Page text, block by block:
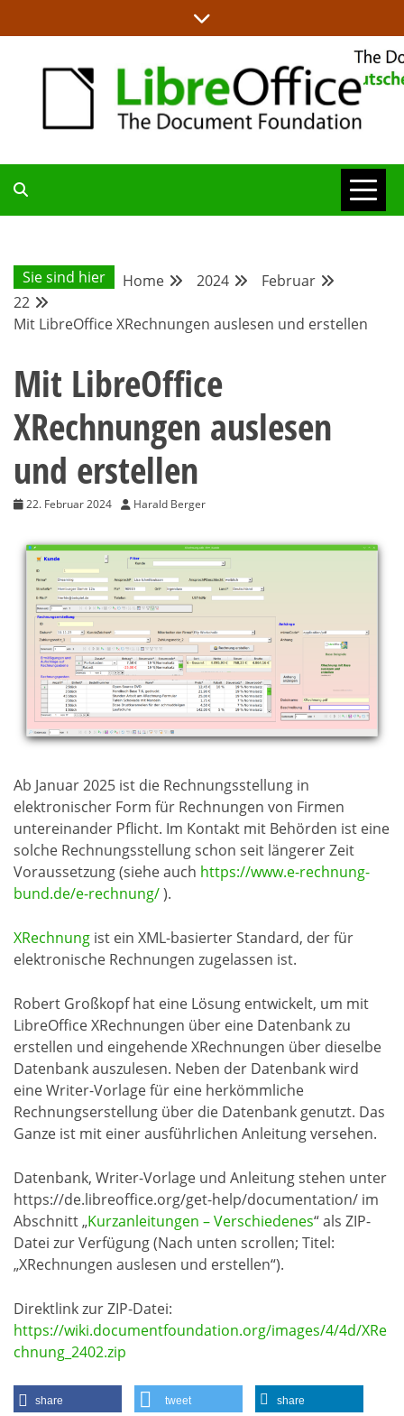
to
DEUTSCHER
COMMUNITY-
BLOG
Sie sind hier Home 2024
Februar
22
Mit LibreOffice XRechnungen auslesen und erstellen
Mit LibreOffice
XRechnungen auslesen
und erstellen
22. Februar 2024 Harald Berger
Ab Januar 2025 ist die Rechnungsstellung in
elektronischer Form für Rechnungen von Firmen
untereinander Pflicht. Im Kontakt mit Behörden ist eine
solche Rechnungsstellung schon seit längerer Zeit
Voraussetzung (siehe auch https://www.e-rechnung-
bund.de/e-rechnung/).
XRechnung ist ein XML-basierter Standard, der für
elektronische Rechnungen zugelassen ist.
Robert Großkopf hat eine Lösung entwickelt, um mit
LibreOffice XRechnungen über eine Datenbank zu
erstellen und eingehende XRechnungen über dieselbe
Datenbank auszulesen. Neben der Datenbank wird
eine Writer-Vorlage für eine herkömmliche
Rechnungserstellung über die Datenbank genutzt. Das
Ganze ist mit einer ausführlichen Anleitung versehen.
Datenbank, Writer-Vorlage und Anleitung stehen unter
https://de.libreoffice.org/get-help/documentation/ im
Abschnitt „Kurzanleitungen – Verschiedenes“ als ZIP-
Datei zur Verfügung (Nach unten scrollen; Titel:
„XRechnungen auslesen und erstellen“).
Direktlink zur ZIP-Datei:
https://wiki.documentfoundation.org/images/4/4d/XRe
chnung_2402.zip
share tweet share